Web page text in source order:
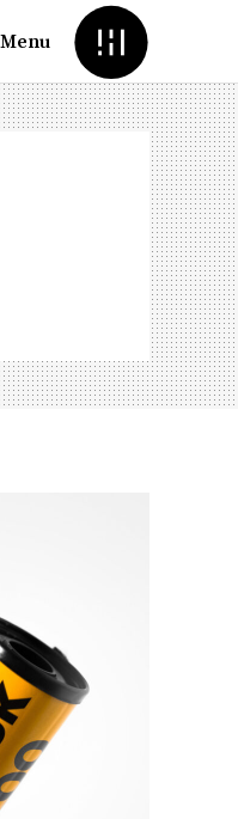
Menu